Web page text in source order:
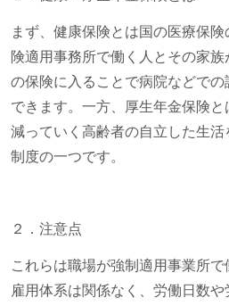
まず、健康保険とは国の医療保
険適用事務所で働く人とその家
の保険に入ることで病院などで
できます。一方、厚生年金保険
減っていく高齢者の自立した生
制度の一つです。
２．注意点
これらは職場が強制適用事業所
雇用体系は関係なく、労働日数